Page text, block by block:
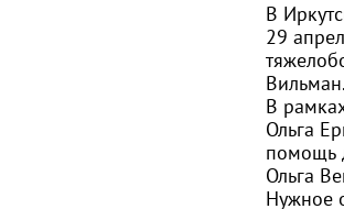
В
29
Вильман.
В
Ольга
помощь
Ольга
Нужное